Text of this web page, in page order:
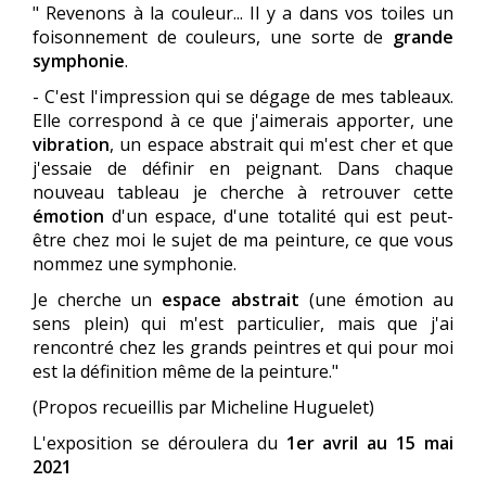
" Revenons à la couleur... Il y a dans vos toiles un
foisonnement de couleurs, une sorte de grande
symphonie.
- C'est l'impression qui se dégage de mes tableaux.
Elle correspond à ce que j'aimerais apporter, une
vibration, un espace abstrait qui m'est cher et que
j'essaie de définir en peignant. Dans chaque
nouveau tableau je cherche à retrouver cette
émotion d'un espace, d'une totalité qui est peut-
être chez moi le sujet de ma peinture, ce que vous
nommez une symphonie.
Je cherche un espace abstrait (une émotion au
sens plein) qui m'est particulier, mais que j'ai
rencontré chez les grands peintres et qui pour moi
est la définition même de la peinture."
(Propos recueillis par Micheline Huguelet)
L'exposition se déroulera du 1er avril au 15 mai
2021